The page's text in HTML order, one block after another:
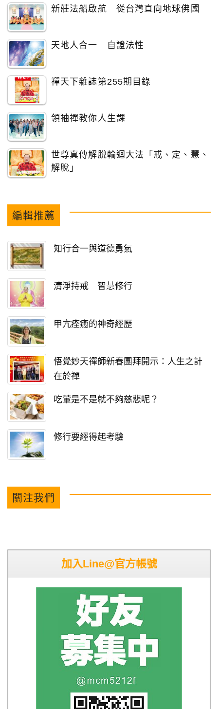
新莊法船啟航 從台灣直向地球佛國
天地人合一 自證法性
禪天下雜誌第255期目錄
領袖禪教你人生課
世尊真傳解脫輪迴大法「戒、定、慧、
解脫」
編輯推薦
知行合一與道德勇氣
清淨持戒 智慧修行
甲亢痊癒的神奇經歷
悟覺妙天禪師新春團拜開示：人生之計
在於禪
吃葷是不是就不夠慈悲呢？
修行要經得起考驗
關注我們
加入Line@官方帳號